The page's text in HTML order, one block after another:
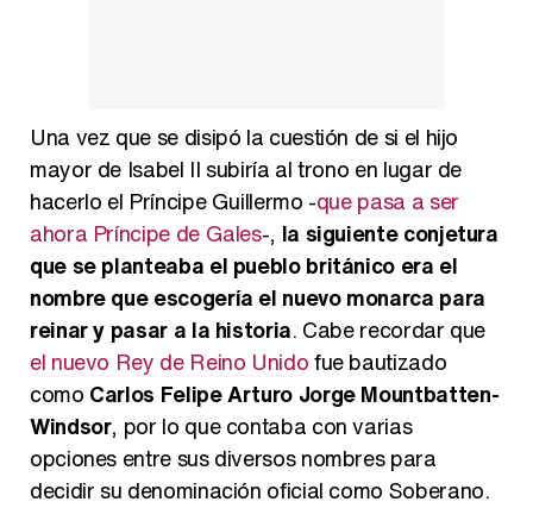
Una vez que se disipó la cuestión de si el hijo
mayor de Isabel II subiría al trono en lugar de
hacerlo el Príncipe Guillermo -que pasa a ser
ahora Príncipe de Gales-, la siguiente conjetura
que se planteaba el pueblo británico era el
nombre que escogería el nuevo monarca para
reinar y pasar a la historia. Cabe recordar que
el nuevo Rey de Reino Unidofue bautizado
como Carlos Felipe Arturo Jorge Mountbatten-
Windsor, por lo que contaba con varias
opciones entre sus diversos nombres para
decidir su denominación oficial como Soberano.